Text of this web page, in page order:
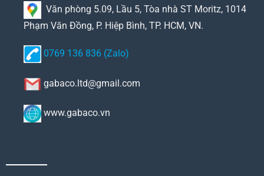
Văn phòng 5.09, Lầu 5, Tòa nhà ST Moritz, 1014
Phạm Văn Đồng, P. Hiệp Bình, TP. HCM, VN.
0769 136 836 (Zalo)
gabaco.ltd@gmail.com
www.gabaco.vn